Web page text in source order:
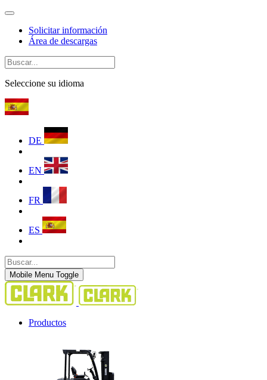
Solicitar información
Área de descargas
Seleccione su idioma
DE
EN
FR
ES
Mobile Menu Toggle
Productos